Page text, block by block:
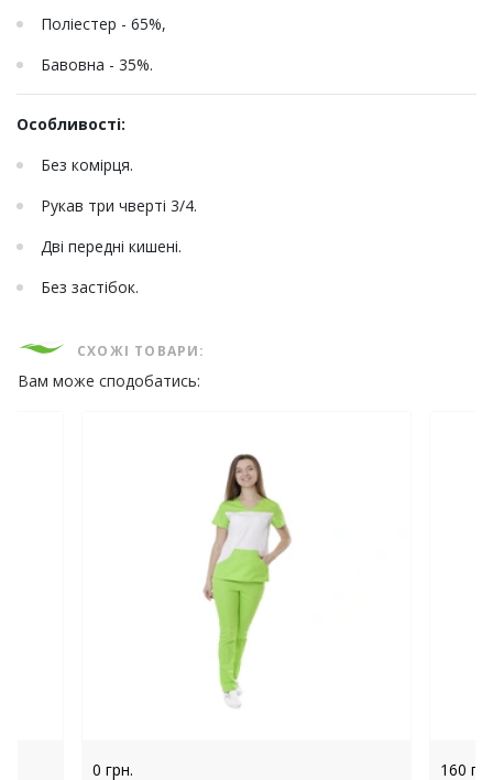
Поліестер - 65%,
Бавовна - 35%.
Особливості:
Без комірця.
Рукав три чверті 3/4.
Дві передні кишені.
Без застібок.
СХОЖІ ТОВАРИ:
Вам може сподобатись:
0 грн.
160